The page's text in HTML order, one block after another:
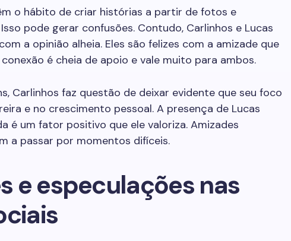
o hábito de criar histórias a partir de fotos e
pode gerar confusões. Contudo, Carlinhos e Lucas
a opinião alheia. Eles são felizes com a amizade que
é cheia de apoio e vale muito para ambos.
Carlinhos faz questão de deixar evidente que seu foco
e no crescimento pessoal. A presença de Lucas
é um fator positivo que ele valoriza. Amizades
a passar por momentos difíceis.
e especulações nas